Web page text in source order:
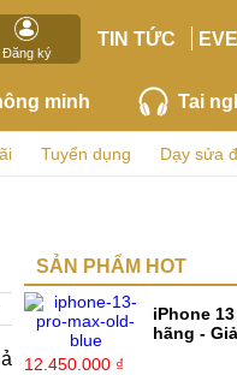
Đăng ký
TIN TỨC
minh Tai
Tuyển dụng Dạy sửa
SẢN PHẨM HOT
iPhone
hãng -
12.450.000 ₫